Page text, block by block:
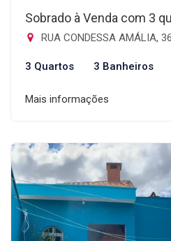
Sobrado à Venda com 3
RUA CONDESSA AMÁLIA, 360 -
3 Quartos 3 Banheiros
Mais informações